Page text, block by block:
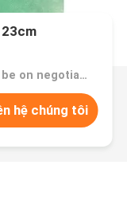
23cm
Giá bán：be on negotiation
hệ chúng tôi